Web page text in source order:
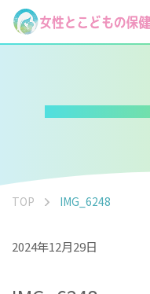
TOP IMG_6248
2024年12月29日